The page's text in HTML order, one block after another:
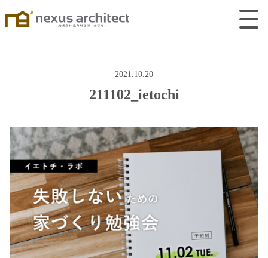
2021.10.20
211102_ietochi